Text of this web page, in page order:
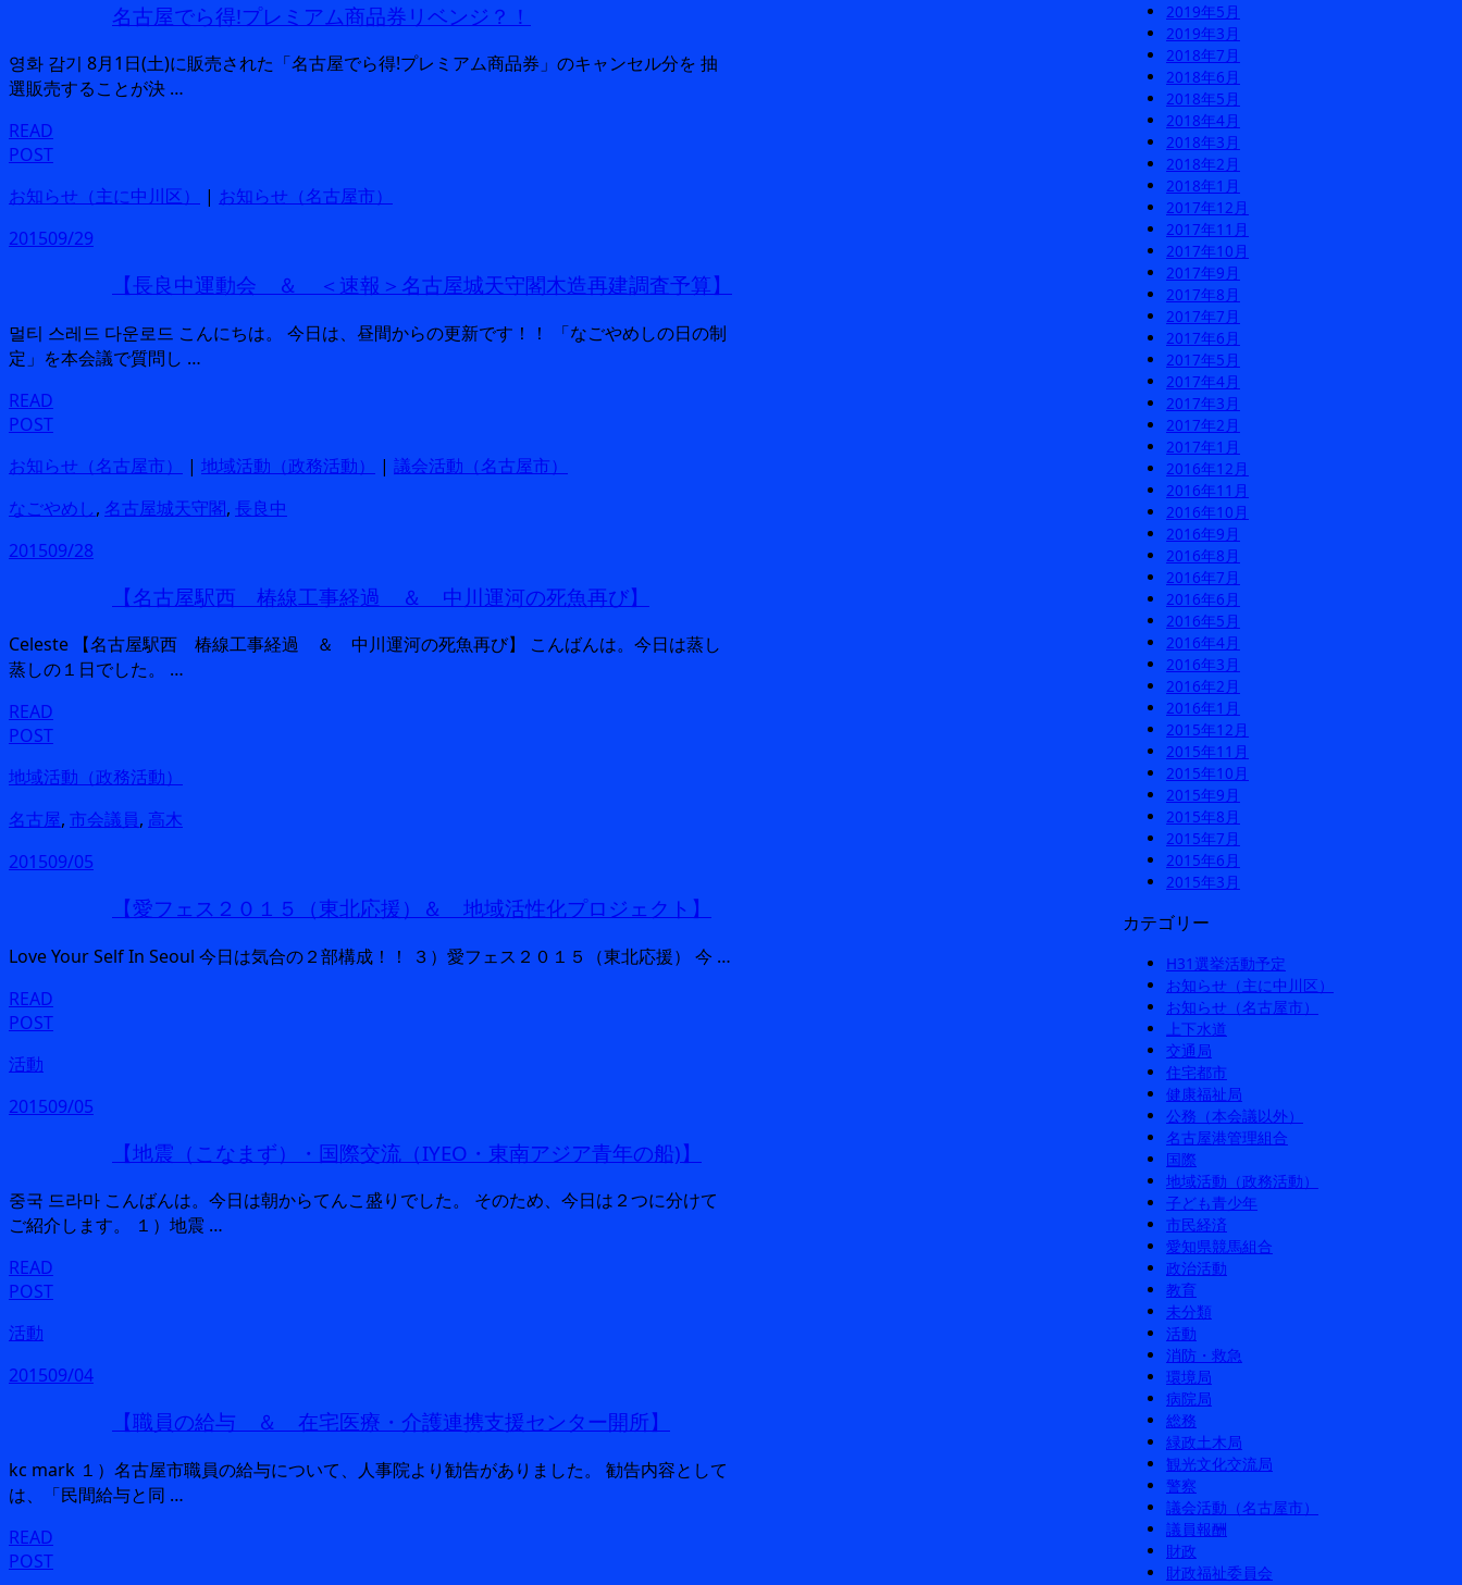
名古屋でら得!プレミアム商品券リベンジ？！
영화 감기 8月1日(土)に販売された「名古屋でら得!プレミアム商品券」のキャンセル分を 抽
選販売することが決 …
READ
POST
お知らせ（主に中川区）
| お知らせ（名古屋市）
201509/29
【長良中運動会 ＆ ＜速報＞名古屋城天守閣木造再建調査予算】
멀티 스레드 다운로드 こんにちは。 今日は、昼間からの更新です！！ 「なごやめしの日の制
定」を本会議で質問し …
READ
POST
お知らせ（名古屋市）
| 地域活動（政務活動） | 議会活動（名古屋市）
なごやめし, 名古屋城天守閣, 長良中
201509/28
【名古屋駅西 椿線工事経過 ＆ 中川運河の死魚再び】
Celeste 【名古屋駅西 椿線工事経過 ＆ 中川運河の死魚再び】 こんばんは。今日は蒸し
蒸しの１日でした。 …
READ
POST
地域活動（政務活動）
名古屋, 市会議員, 高木
201509/05
【愛フェス２０１５（東北応援）＆ 地域活性化プロジェクト】
Love Your Self In Seoul 今日は気合の２部構成！！ ３）愛フェス２０１５（東北応援） 今 …
READ
POST
活動
201509/05
【地震（こなまず）・国際交流（IYEO・東南アジア青年の船)】
중국 드라마 こんばんは。今日は朝からてんこ盛りでした。 そのため、今日は２つに分けて
ご紹介します。 １）地震 …
READ
POST
活動
201509/04
【職員の給与 ＆ 在宅医療・介護連携支援センター開所】
kc mark １）名古屋市職員の給与について、人事院より勧告がありました。 勧告内容として
は、「民間給与と同 …
READ
POST
2019年5月
2019年3月
2018年7月
2018年6月
2018年5月
2018年4月
2018年3月
2018年2月
2018年1月
2017年12月
2017年11月
2017年10月
2017年9月
2017年8月
2017年7月
2017年6月
2017年5月
2017年4月
2017年3月
2017年2月
2017年1月
2016年12月
2016年11月
2016年10月
2016年9月
2016年8月
2016年7月
2016年6月
2016年5月
2016年4月
2016年3月
2016年2月
2016年1月
2015年12月
2015年11月
2015年10月
2015年9月
2015年8月
2015年7月
2015年6月
2015年3月
カテゴリー
H31選挙活動予定
お知らせ（主に中川区）
お知らせ（名古屋市）
上下水道
交通局
住宅都市
健康福祉局
公務（本会議以外）
名古屋港管理組合
国際
地域活動（政務活動）
子ども青少年
市民経済
愛知県競馬組合
政治活動
教育
未分類
活動
消防・救急
環境局
病院局
総務
緑政土木局
観光文化交流局
警察
議会活動（名古屋市）
議員報酬
財政
財政福祉委員会